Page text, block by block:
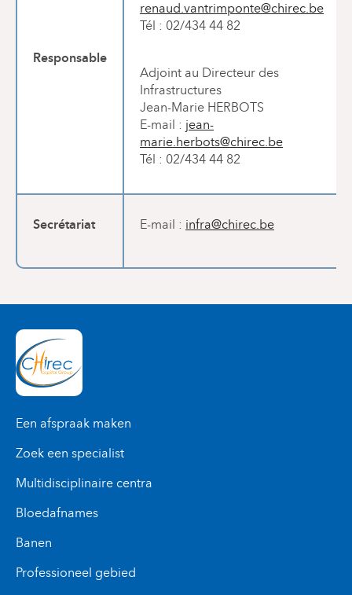
Responsable
renaud.vantrimponte@chirec.be
Tél : 02/434 44 82
Adjoint au Directeur des
Infrastructures
Jean-Marie HERBOTS
E-mail : jean-
marie.herbots@chirec.be
Tél : 02/434 44 82
Secrétariat E-mail : infra@chirec.be
Een afspraak maken
Zoek een specialist
Multidisciplinaire centra
Bloedafnames
Banen
Professioneel gebied